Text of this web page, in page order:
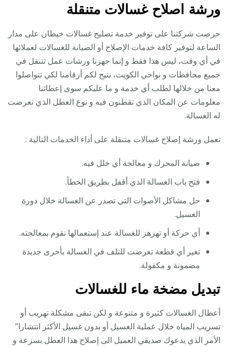
ورشة اصلاح غسالات متنقلة
حرصت شركتنا على توفير خدمة تصليح غسالات خيطان على مدار
الساعة لتوفير كافة خدمات الإصلاح أو الصيانة للغسالات لعملائها
في أي وقت، ليس هذا فقط و إنما جهزنا ورشات عمل تتنقل في
جميع محافظات و نواحي الكويت، نتيح لكم أرقامنا لكي تتواصلوا
معنا من خلالها لطلب أي خدمة و ما عليكم سوى إعطائنا
معلومات عن المكان الذي تقطنون فيه و نوع العطل الذي تعرضت
له الغسالة.
تعمل ورشة إصلاح غسالات متنقلة على أداء الخدمات التالية :
صيانة المحرك و معالجة أي خلل فيه.
فتح باب الغسالة الذي أقفل بطريق الخطأ.
حل مشاكل الأصوات التي تصدر عن الغسالة خلال دورة
الغسيل.
أي حركة أو تهزهز للغسالة عند إستعمالها نقوم بمعالجته.
تغير أي قطعة تعرضت للتلف في الغسالة بأخرى جديدة
مضمونة و مكفولة.
تبديل مضخة ماء للغسالات
أعطال الغسالات كثيرة و متنوعة و لكن تبقى مشكلة تهريب أو
تسريب المياه خلال عملية الغسيل أو بدون غسيل الأكثر انتشارا”
الأمر الذي يدعوك صديقي العميل الى إصلاح هذا العطل بسرعة و